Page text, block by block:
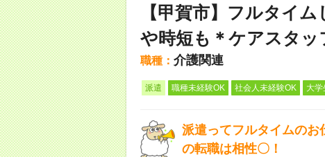
【甲賀市】フルタイ
や時短も＊ケアスタッ
職種： 介護関連
派遣 職種未経験OK 社会人未経験OK 大学
派遣ってフルタイムの
の転職は相性〇！